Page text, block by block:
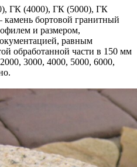
ГК (4000), ГК (5000), ГК
бортовой гранитный
и размером,
равным
обработанной части в 150 мм
3000, 4000, 5000, 6000,